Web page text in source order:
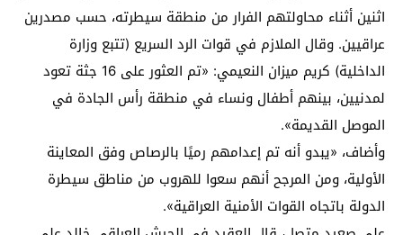
اثنين أثناء محاولتهم الفرار من منطقة سيطرته، حسب مصدرين
عراقيين. وقال الملازم في قوات الرد السريع (تتبع وزارة
الداخلية) كريم ميزان النعيمي: «تم العثور على 16 جثة تعود
لمدنيين، بينهم أطفال ونساء في منطقة رأس الجادة في
الموصل القديمة».
وأضاف، «يبدو أنه تم إعدامهم رميًا بالرصاص وفق المعاينة
الأولية، ومن المرجح أنهم سعوا للهروب من مناطق سيطرة
الدولة باتجاه القوات الأمنية العراقية».